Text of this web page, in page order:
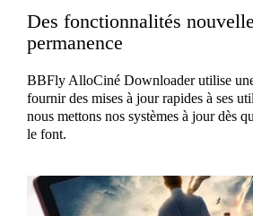
Des fonctionnalités
permanence
BBFly AlloCiné Downloader utilise
fournir des mises à jour rapides à ses
nous mettons nos systèmes à jour dès
le font.